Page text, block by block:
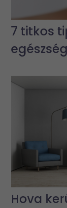
7 titkos
Hova